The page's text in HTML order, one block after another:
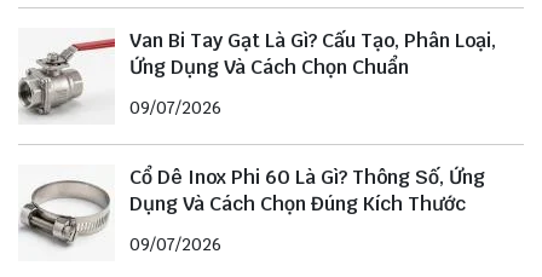
Van Bi Tay Gạt Là Gì? Cấu Tạo, Phân Loại,
Ứng Dụng Và Cách Chọn Chuẩn
09/07/2026
Cổ Dê Inox Phi 60 Là Gì? Thông Số, Ứng
Dụng Và Cách Chọn Đúng Kích Thước
09/07/2026